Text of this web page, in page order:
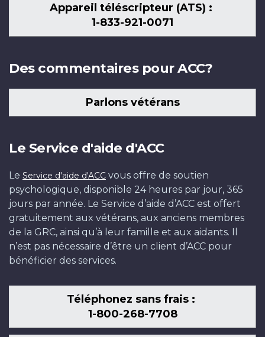
Appareil téléscripteur (ATS) :
1-833-921-0071
Des commentaires pour ACC?
Parlons vétérans
Le Service d'aide d'ACC
Le Service d'aide d'ACC vous offre de soutien
psychologique, disponible 24 heures par jour, 365
jours par année. Le Service d’aide d’ACC est offert
gratuitement aux vétérans, aux anciens membres
de la GRC, ainsi qu’à leur famille et aux aidants. Il
n’est pas nécessaire d’être un client d’ACC pour
bénéficier des services.
Téléphonez sans frais :
1-800-268-7708